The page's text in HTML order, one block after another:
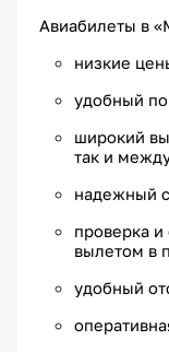
Авиабилеты в
низкие
удобный
широкий
так и
надежный
проверка
вылетом в
удобный